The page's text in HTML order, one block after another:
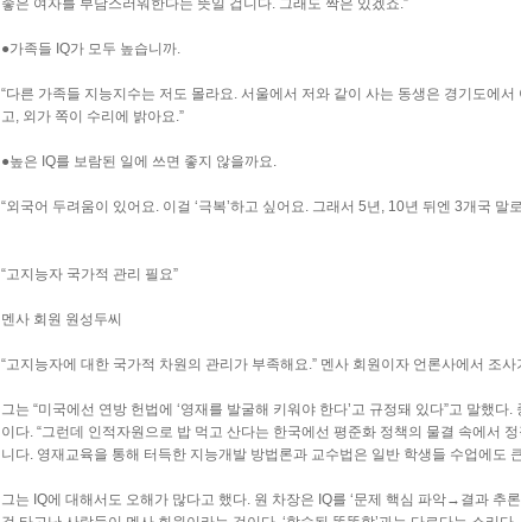
좋은 여자를 부담스러워한다는 뜻일 겁니다. 그래도 짝은 있겠죠.”
●가족들 IQ가 모두 높습니까.
“다른 가족들 지능지수는 저도 몰라요. 서울에서 저와 같이 사는 동생은 경기도에
고, 외가 쪽이 수리에 밝아요.”
●높은 IQ를 보람된 일에 쓰면 좋지 않을까요.
“외국어 두려움이 있어요. 이걸 ‘극복’하고 싶어요. 그래서 5년, 10년 뒤엔 3개국
“고지능자 국가적 관리 필요”
멘사 회원 원성두씨
“고지능자에 대한 국가적 차원의 관리가 부족해요.” 멘사 회원이자 언론사에서 조
그는 “미국에선 연방 헌법에 ‘영재를 발굴해 키워야 한다’고 규정돼 있다”고 말했
이다. “그런데 인적자원으로 밥 먹고 산다는 한국에선 평준화 정책의 물결 속에서
니다. 영재교육을 통해 터득한 지능개발 방법론과 교수법은 일반 학생들 수업에도
그는 IQ에 대해서도 오해가 많다고 했다. 원 차장은 IQ를 ‘문제 핵심 파악→결과 추